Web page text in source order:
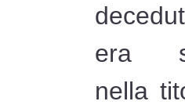
era
nella